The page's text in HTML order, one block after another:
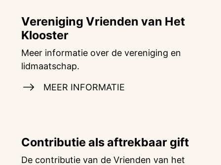
Vereniging Vrienden van Het
Klooster
Meer informatie over de vereniging en
lidmaatschap.
MEER INFORMATIE
Contributie als aftrekbaar gift
De contributie van de Vrienden van het